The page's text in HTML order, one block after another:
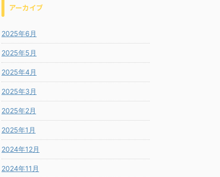
アーカイブ
2025年6月
2025年5月
2025年4月
2025年3月
2025年2月
2025年1月
2024年12月
2024年11月